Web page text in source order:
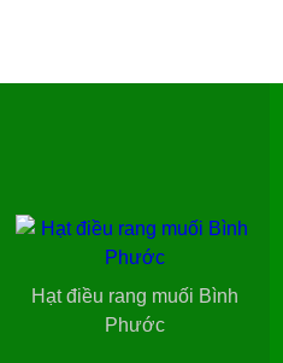
Hạt điều rang muối Bình
Phước